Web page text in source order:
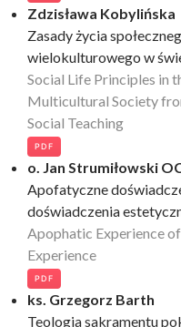
Zdzisława Kobylińska
Zasady życia
wielokulturowego w
Social Life Principles in
Multicultural Society
Social Teaching
PDF
o. Jan Strumiłowski
Apofatyczne
doświadczenia
Apophatic Experience
Experience
PDF
ks. Grzegorz Barth
Teologia sakramentu